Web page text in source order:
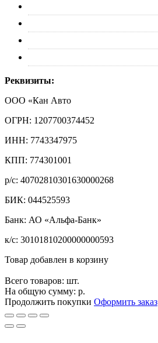
Реквизиты:
ООО «Кан Авто
ОГРН: 1207700374452
ИНН: 7743347975
КПП: 774301001
р/с: 40702810301630000268
БИК: 044525593
Банк: АО «Альфа-Банк»
к/с: 30101810200000000593
Товар добавлен в корзину
Всего товаров: шт.
На общую сумму: р.
Продолжить покупки Оформить заказ